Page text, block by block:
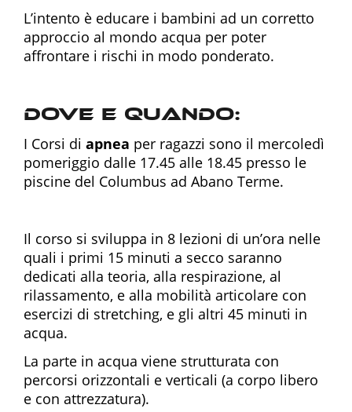
L’intento è educare i bambini ad un corretto
approccio al mondo acqua per poter
affrontare i rischi in modo ponderato.
Dove e Quando:
I Corsi di apnea per ragazzi sono il mercoledì
pomeriggio dalle 17.45 alle 18.45 presso le
piscine del Columbus ad Abano Terme.
Il corso si sviluppa in 8 lezioni di un’ora nelle
quali i primi 15 minuti a secco saranno
dedicati alla teoria, alla respirazione, al
rilassamento, e alla mobilità articolare con
esercizi di stretching, e gli altri 45 minuti in
acqua.
La parte in acqua viene strutturata con
percorsi orizzontali e verticali (a corpo libero
e con attrezzatura).